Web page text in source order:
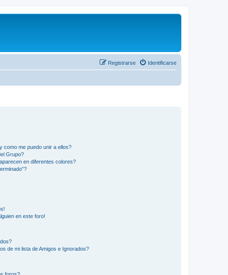
Identificarse
Registrarse
como me puedo unir a ellos?
Grupo?
en diferentes colores?
en este foro!
de mi lista de Amigos e Ignorados?
foros?